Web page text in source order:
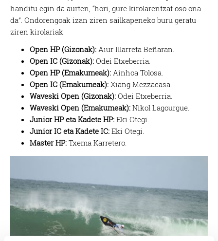
handitu egin da aurten, “hori, gure kirolarentzat oso ona
da”. Ondorengoak izan ziren sailkapeneko buru geratu
ziren kirolariak:
Open HP (Gizonak):Aiur Illarreta Beñaran.
Open IC (Gizonak):Odei Etxeberria.
Open HP (Emakumeak):Ainhoa Tolosa.
Open IC (Emakumeak):Xiang Mezzacasa.
Waveski Open (Gizonak):Odei Etxeberria.
Waveski Open (Emakumeak): Nikol Lagourgue.
Junior HP eta Kadete HP:Eki Otegi.
Junior IC eta Kadete IC:Eki Otegi.
Master HP:Txema Karretero.